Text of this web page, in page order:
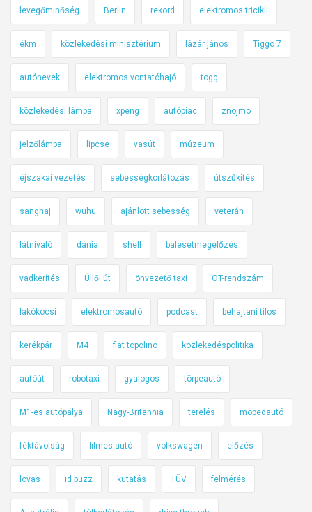
levegőminőség Berlin rekord elektromos tricikli
ékm közlekedési minisztérium lázár jános Tiggo 7
autónevek elektromos vontatóhajó togg
közlekedési lámpa xpeng autópiac znojmo
jelzőlámpa lipcse vasút múzeum
éjszakai vezetés sebességkorlátozás útszűkítés
sanghaj wuhu ajánlott sebesség veterán
látnivaló dánia shell balesetmegelőzés
vadkerítés Üllői út önvezető taxi OT-rendszám
lakókocsi elektromosautó podcast behajtani tilos
kerékpár M4 fiat topolino közlekedéspolitika
autóút robotaxi gyalogos törpeautó
M1-es autópálya Nagy-Britannia terelés mopedautó
féktávolság filmes autó volkswagen előzés
lovas id buzz kutatás TÜV felmérés